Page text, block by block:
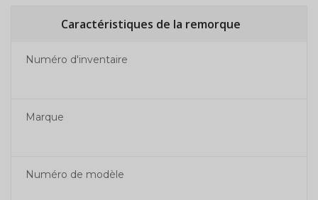
Caractéristiques de la remorque
Numéro d'inventaire
Marque
Numéro de modèle